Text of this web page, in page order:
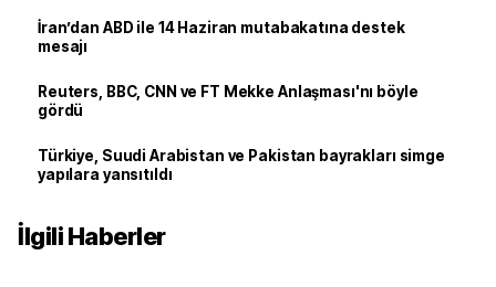
İran’dan ABD ile 14 Haziran mutabakatına destek
mesajı
Reuters, BBC, CNN ve FT Mekke Anlaşması'nı böyle
gördü
Türkiye, Suudi Arabistan ve Pakistan bayrakları simge
yapılara yansıtıldı
İlgili Haberler